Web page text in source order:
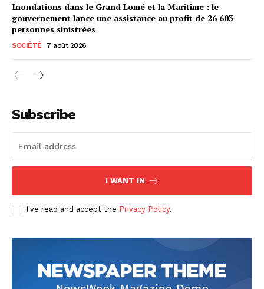
Inondations dans le Grand Lomé et la Maritime : le
gouvernement lance une assistance au profit de 26 603
personnes sinistrées
SOCIÉTÉ 7 août 2026
Subscribe
I WANT IN
I've read and accept the Privacy Policy.